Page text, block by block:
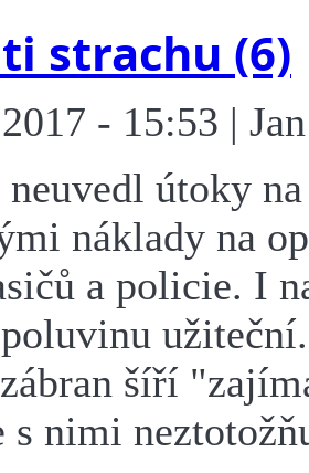
strachu (6)
- 15:53 |
útoky
náklady na
a policie. I
šíří
s nimi